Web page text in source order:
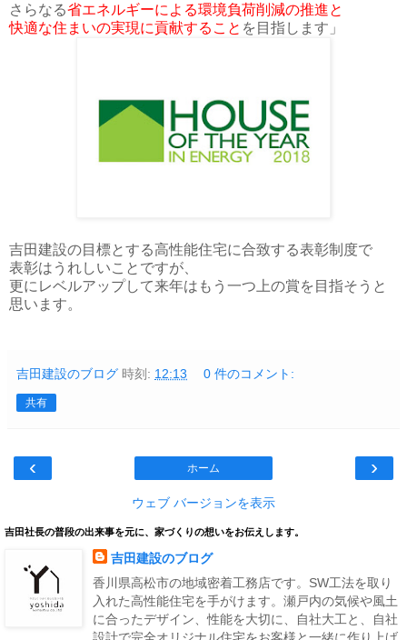
さらなる省エネルギーによる環境負荷削減の推進と
快適な住まいの実現に貢献すること を目指します」
吉田建設の目標とする高性能住宅に合致する表彰制度で
表彰はうれしいことですが、
更にレベルアップして来年はもう一つ上の賞を目指そうと
思います。
吉田建設のブログ 時刻: 12:13 0 件のコメント:
共有
‹ ›
ホーム
ウェブ バージョンを表示
吉田社長の普段の出来事を元に、家づくりの想いをお伝えします。
吉田建設のブログ
香川県高松市の地域密着工務店です。SW工法を取り
入れた高性能住宅を手がけます。瀬戸内の気候や風土
に合ったデザイン、性能を大切に、自社大工と、自社